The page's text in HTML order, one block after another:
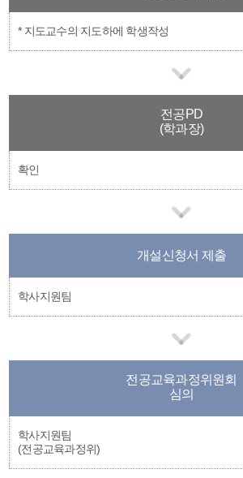
* 지도교수의 지도하에 학생작성
전공PD
(학과장)
확인
개설신청서 제출
학사지원팀
전공교육과정위원회
심의
학사지원팀
(전공교육과정위)